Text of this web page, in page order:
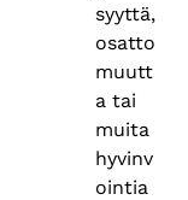
syyttä,
osatto
muutt
a tai
muita
hyvinv
ointia